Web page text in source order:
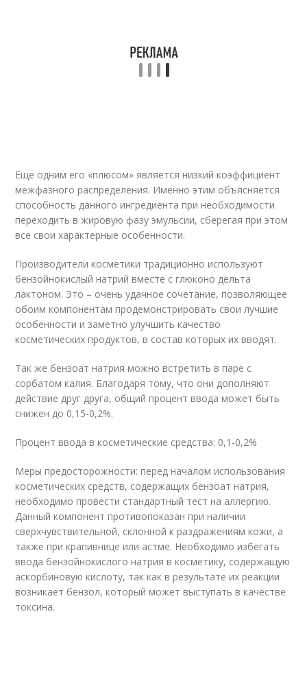
Еще одним его «плюсом» является низкий коэффициент
межфазного распределения. Именно этим объясняется
способность данного ингредиента при необходимости
переходить в жировую фазу эмульсии, сберегая при этом
все свои характерные особенности.
Производители косметики традиционно используют
бензойнокислый натрий вместе с глюконо дельта
лактоном. Это – очень удачное сочетание, позволяющее
обоим компонентам продемонстрировать свои лучшие
особенности и заметно улучшить качество
косметических продуктов, в состав которых их вводят.
Так же бензоат натрия можно встретить в паре с
сорбатом калия. Благодаря тому, что они дополняют
действие друг друга, общий процент ввода может быть
снижен до 0,15-0,2%.
Процент ввода в косметические средства: 0,1-0,2%
Меры предосторожности: перед началом использования
косметических средств, содержащих бензоат натрия,
необходимо провести стандартный тест на аллергию.
Данный компонент противопоказан при наличии
сверхчувствительной, склонной к раздражениям кожи, а
также при крапивнице или астме. Необходимо избегать
ввода бензойнокислого натрия в косметику, содержащую
аскорбиновую кислоту, так как в результате их реакции
возникает бензол, который может выступать в качестве
токсина.